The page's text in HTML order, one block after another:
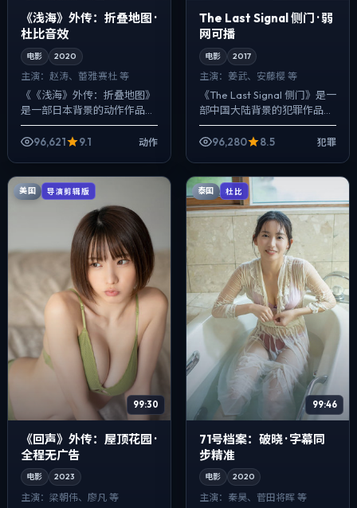
《浅海》外传：折叠地图 ·
杜比音效
电影 2020
主演： 赵涛、蕾雅·赛杜 等
《《浅海》外传：折叠地图》
是一部日本背景的动作作品，
2020年公映，由韦斯·安德森
执导，赵涛、蕾雅·赛杜、廖凡
96,621 9.1 动作
The Last Signal 侧门 · 弱
网可播
电影 2017
主演： 姜武、安藤樱 等
《The Last Signal 侧门》是一
部中国大陆背景的犯罪作品，
2017年公映，由刁亦男执导，
姜武、安藤樱、黄渤等主演。
96,280 8.5 犯罪
美国 导演剪辑版
99:30
《回声》外传：屋顶花园 ·
全程无广告
电影 2023
主演： 梁朝伟、廖凡 等
泰国 杜比
99:46
71号档案：破晓 · 字幕同
步精准
电影 2020
主演： 秦昊、菅田将晖 等